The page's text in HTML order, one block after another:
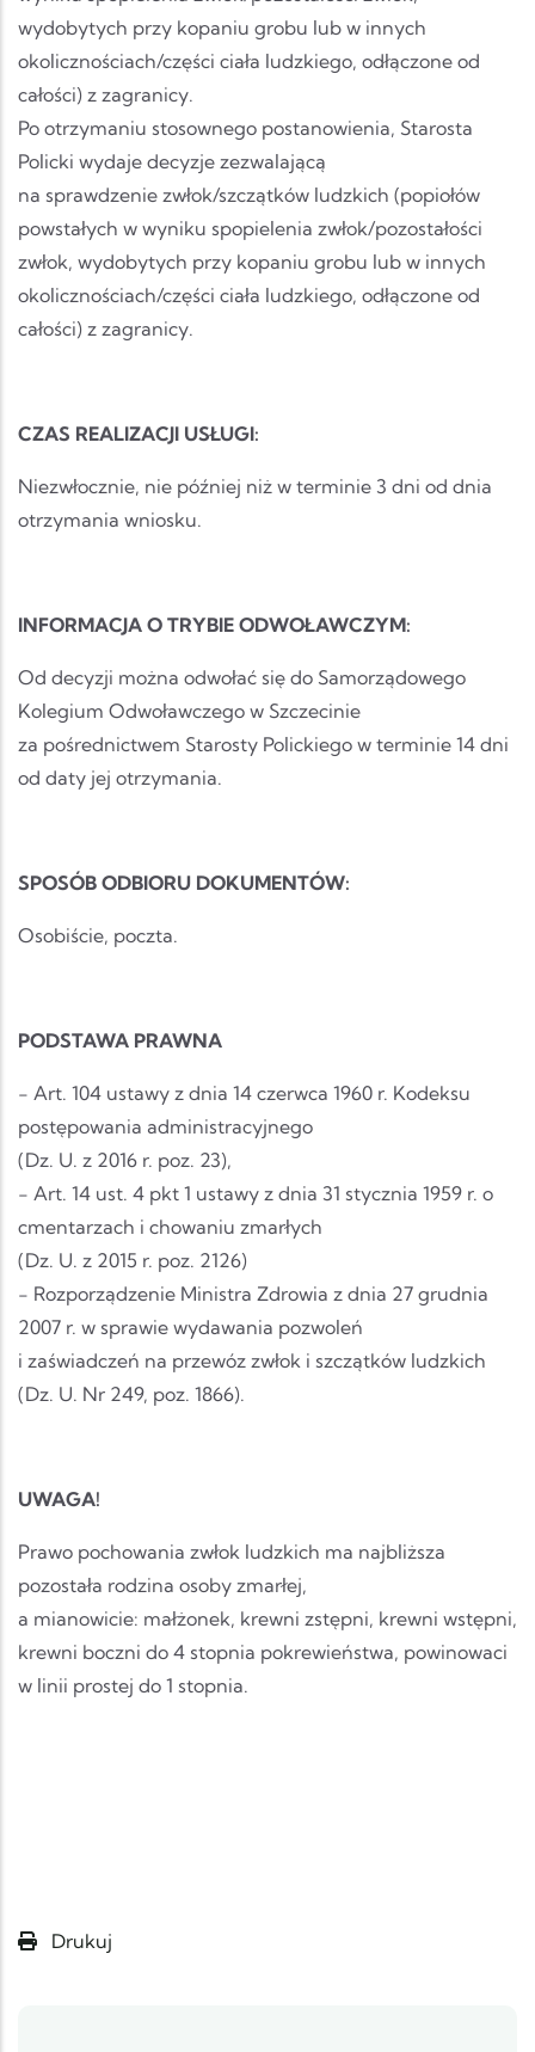
wydobytych przy kopaniu grobu lub w innych
okolicznościach/części ciała ludzkiego, odłączone od
całości) z zagranicy.
Po otrzymaniu stosownego postanowienia, Starosta
Policki wydaje decyzje zezwalającą
na sprawdzenie zwłok/szczątków ludzkich (popiołów
powstałych w wyniku spopielenia zwłok/pozostałości
zwłok, wydobytych przy kopaniu grobu lub w innych
okolicznościach/części ciała ludzkiego, odłączone od
całości) z zagranicy.
CZAS REALIZACJI USŁUGI:
Niezwłocznie, nie później niż w terminie 3 dni od dnia
otrzymania wniosku.
INFORMACJA O TRYBIE ODWOŁAWCZYM:
Od decyzji można odwołać się do Samorządowego
Kolegium Odwoławczego w Szczecinie
za pośrednictwem Starosty Polickiego w terminie 14 dni
od daty jej otrzymania.
SPOSÓB ODBIORU DOKUMENTÓW:
Osobiście, poczta.
PODSTAWA PRAWNA
- Art. 104 ustawy z dnia 14 czerwca 1960 r. Kodeksu
postępowania administracyjnego
(Dz. U. z 2016 r. poz. 23),
- Art. 14 ust. 4 pkt 1 ustawy z dnia 31 stycznia 1959 r. o
cmentarzach i chowaniu zmarłych
(Dz. U. z 2015 r. poz. 2126)
- Rozporządzenie Ministra Zdrowia z dnia 27 grudnia
2007 r. w sprawie wydawania pozwoleń
i zaświadczeń na przewóz zwłok i szczątków ludzkich
(Dz. U. Nr 249, poz. 1866).
UWAGA!
Prawo pochowania zwłok ludzkich ma najbliższa
pozostała rodzina osoby zmarłej,
a mianowicie: małżonek, krewni zstępni, krewni wstępni,
krewni boczni do 4 stopnia pokrewieństwa, powinowaci
w linii prostej do 1 stopnia.
Drukuj